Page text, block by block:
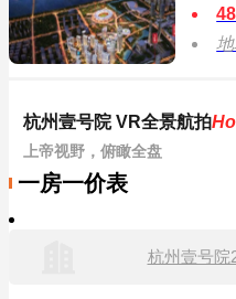
杭州壹号院 VR全景航拍
上帝视野，俯瞰全盘
一房一价表
杭州壹号院